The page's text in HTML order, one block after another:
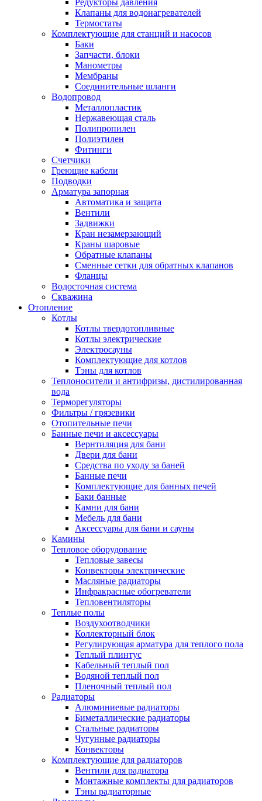
Клапаны для водонагревателей
Термостаты
Комплектующие для станций и насосов
Баки
Запчасти, блоки
Манометры
Мембраны
Соединительные шланги
Водопровод
Металлопластик
Нержавеющая сталь
Полипропилен
Полиэтилен
Фитинги
Счетчики
Греющие кабели
Подводки
Арматура запорная
Автоматика и защита
Вентили
Задвижки
Кран незамерзающий
Краны шаровые
Обратные клапаны
Сменные сетки для обратных клапанов
Фланцы
Водосточная система
Скважина
Отопление
Котлы
Котлы твердотопливные
Котлы электрические
Электросауны
Комплектующие для котлов
Тэны для котлов
Теплоносители и антифризы, дистилированная
вода
Терморегуляторы
Фильтры / грязевики
Отопительные печи
Банные печи и аксессуары
Вернтиляция для бани
Двери для бани
Средства по уходу за баней
Банные печи
Комплектующие для банных печей
Баки банные
Камни для бани
Мебель для бани
Аксессуары для бани и сауны
Камины
Тепловое оборудование
Тепловые завесы
Конвекторы электрические
Масляные радиаторы
Инфракрасные обогреватели
Тепловентиляторы
Теплые полы
Воздухоотводчики
Коллекторный блок
Регулирующая арматура для теплого пола
Теплый плинтус
Кабельный теплый пол
Водяной теплый пол
Пленочный теплый пол
Радиаторы
Алюминиевые радиаторы
Биметаллические радиаторы
Стальные радиаторы
Чугунные радиаторы
Конвекторы
Комплектующие для радиаторов
Вентили для радиатора
Монтажные комплекты для радиаторов
Тэны радиаторные